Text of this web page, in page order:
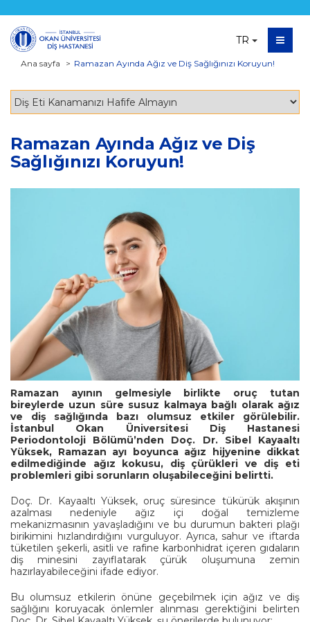
TR
Ana sayfa Ramazan Ayında Ağız ve Diş Sağlığınızı Koruyun!
Ramazan Ayında Ağız ve Diş
Sağlığınızı Koruyun!
Ramazan ayının gelmesiyle birlikte oruç tutan
bireylerde uzun süre susuz kalmaya bağlı olarak ağız
ve diş sağlığında bazı olumsuz etkiler görülebilir.
İstanbul Okan Üniversitesi Diş Hastanesi
Periodontoloji Bölümü’nden Doç. Dr. Sibel Kayaaltı
Yüksek, Ramazan ayı boyunca ağız hijyenine dikkat
edilmediğinde ağız kokusu, diş çürükleri ve diş eti
problemleri gibi sorunların oluşabileceğini belirtti.
Doç. Dr. Kayaaltı Yüksek, oruç süresince tükürük akışının
azalması nedeniyle ağız içi doğal temizleme
mekanizmasının yavaşladığını ve bu durumun bakteri plağı
birikimini hızlandırdığını vurguluyor. Ayrıca, sahur ve iftarda
tüketilen şekerli, asitli ve rafine karbonhidrat içeren gıdaların
diş minesini zayıflatarak çürük oluşumuna zemin
hazırlayabileceğini ifade ediyor.
Bu olumsuz etkilerin önüne geçebilmek için ağız ve diş
sağlığını koruyacak önlemler alınması gerektiğini belirten